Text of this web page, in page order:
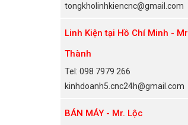
tongkholinhkiencnc@gmail.com
Linh Kiện tại Hồ Chí Minh - Mr
Thành
Tel: 098 7979 266
kinhdoanh5.cnc24h@gmail.com
BÁN MÁY - Mr. Lộc